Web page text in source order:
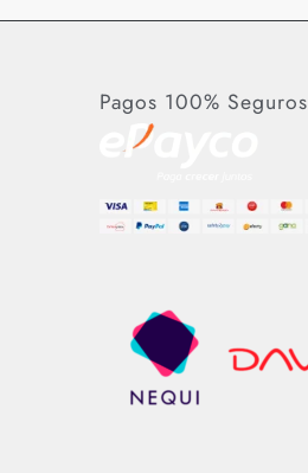
Pagos 100% Seguros